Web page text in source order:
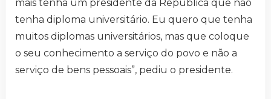
mais tenha um presidente da República que não
tenha diploma universitário. Eu quero que tenha
muitos diplomas universitários, mas que coloque
o seu conhecimento a serviço do povo e não a
serviço de bens pessoais”, pediu o presidente.